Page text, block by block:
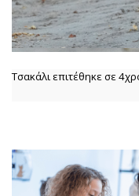
Τσακάλι επιτέθηκε σε